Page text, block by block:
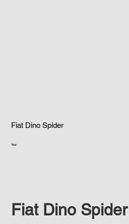
Fiat Dino
Fiat Dino Spider
Year: